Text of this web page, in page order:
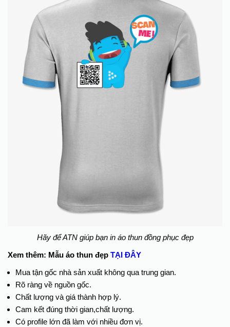
Hãy để ATN giúp bạn in áo thun đồng phục đẹp
Xem thêm: Mẫu áo thun đẹp TẠI ĐÂY
Mua tận gốc nhà sản xuất không qua trung gian.
Rõ ràng về nguồn gốc.
Chất lượng và giá thành hợp lý.
Cam kết đúng thời gian,chất lượng.
Có profile lớn đã làm với nhiều đơn vị.